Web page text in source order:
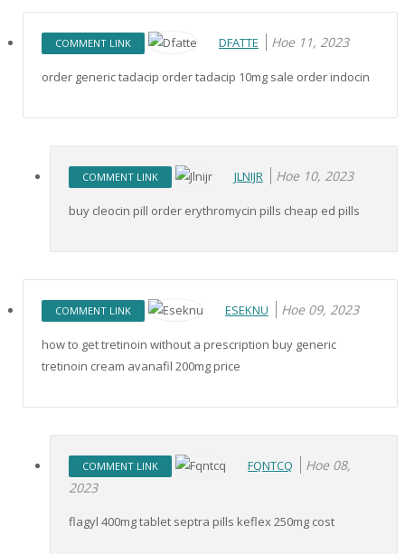
COMMENT LINK DFATTE Ное 11, 2023
order generic tadacip order tadacip 10mg sale order indocin
COMMENT LINK JLNIJR Ное 10, 2023
buy cleocin pill order erythromycin pills cheap ed pills
COMMENT LINK ESEKNU Ное 09, 2023
how to get tretinoin without a prescription buy generic
tretinoin cream avanafil 200mg price
COMMENT LINK FQNTCQ
Ное 08,
2023
flagyl 400mg tablet septra pills keflex 250mg cost